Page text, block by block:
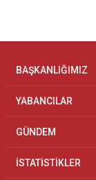
BAŞKANLIĞIMIZ
YABANCILAR
GÜNDEM
İSTATİSTİKLER